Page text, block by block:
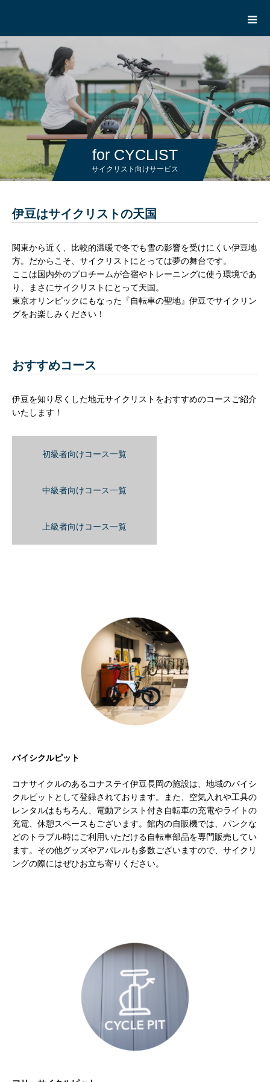
for CYCLIST
サイクリスト向けサービス
伊豆はサイクリストの天国
関東から近く、比較的温暖で冬でも雪の影響を受けにくい伊豆地
方。 だからこそ、サイクリストにとっては夢の舞台です。
ここは国内外のプロチームが合宿やトレーニングに使う環境であ
り、まさにサイクリストにとって天国。
東京オリンピックにもなった『自転車の聖地』伊豆でサイクリン
グをお楽しみください！
おすすめコース
伊豆を知り尽くした地元サイクリストをおすすめのコースご紹介
いたします！
初級者向けコース一覧
中級者向けコース一覧
上級者向けコース一覧
バイシクルピット
コナサイクルのあるコナステイ伊豆長岡の施設は、地域のバイシ
クルピットとして登録されております。また、 空気入れや工具の
レンタルはもちろん、電動アシスト付き自転車の充電やライトの
充電、休憩スペースもございます。館内の自販機では、パンクな
どのトラブル時にご利用いただける自転車部品を専門販売してい
ます。その他グッズやアパレルも多数ございますので、サイクリ
ングの際にはぜひお立ち寄りください。